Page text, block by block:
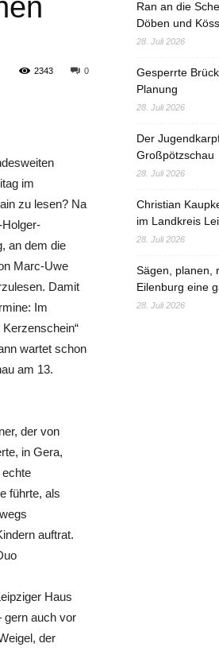
0
2343
im
zu lesen? Na
an dem die
Marc-Uwe
Damit
Im
wartet schon
am 13.
der von
in Gera,
führte, als
auftrat.
Haus
gern auch vor
der
Ran an die
Döben und
28. Juli 2026
Gesperrte
Planung
28. Juli 2026
Der
Großpötzschau
28. Juli 2026
Christian
im Landkreis
28. Juli 2026
Sägen, planen,
Eilenburg eine
28. Juli 2026